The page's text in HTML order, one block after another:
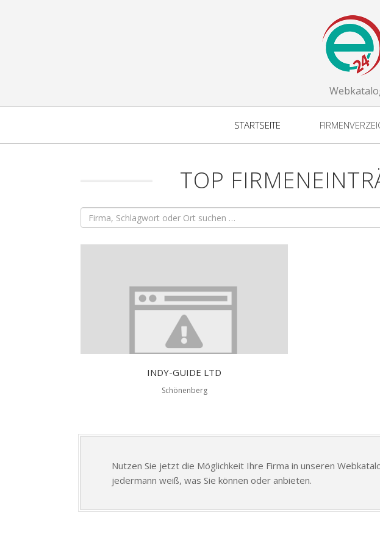
STARTSEITE
TOP
INDY-GUIDE LTD
Schönenberg
Nutzen Sie jetzt die Möglichkeit Ihre Firma in unseren
jedermann weiß, was Sie können oder anbieten.